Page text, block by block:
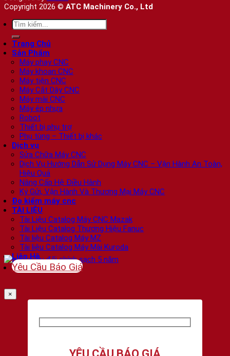
Copyright 2026 © ATC Machinery Co., Ltd
Tìm
kiếm:
Trang Chủ
Sản Phẩm
Máy phay CNC
Máy khoan CNC
Máy tiện CNC
Máy Cắt Dây CNC
Máy mài CNC
Máy ép nhựa
Robot
Thiết bị phụ trợ
Phụ tùng – Thiết bị khác
Dịch vụ
Sửa Chữa Máy CNC
Dịch Vụ Hướng Dẫn Sử Dụng Máy CNC – Vận Hành An Toàn,
Hiệu Quả
Nâng Cấp Hệ Điều Hành
Ký Gửi, Vận Hành Và Thương Mại Máy CNC
Đo kiểm máy cnc
TÀI LIỆU
Tài Liệu Catalog Máy CNC Mazak
Tài Liệu Catalog Thương Hiệu Fanuc
Tài liệu Catalog Máy MZ
Tài liệu Catalog Máy Mài Kuroda
Liên Hệ
Yêu Cầu Báo Giá
×